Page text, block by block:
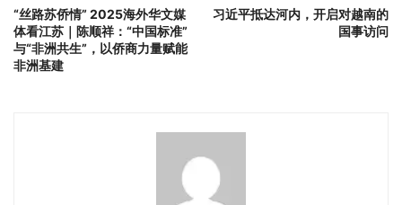
“丝路苏侨情” 2025海外华文媒
体看江苏｜陈顺祥：“中国标准”
与“非洲共生”，以侨商力量赋能
非洲基建
习近平抵达河内，开启对越南的
国事访问